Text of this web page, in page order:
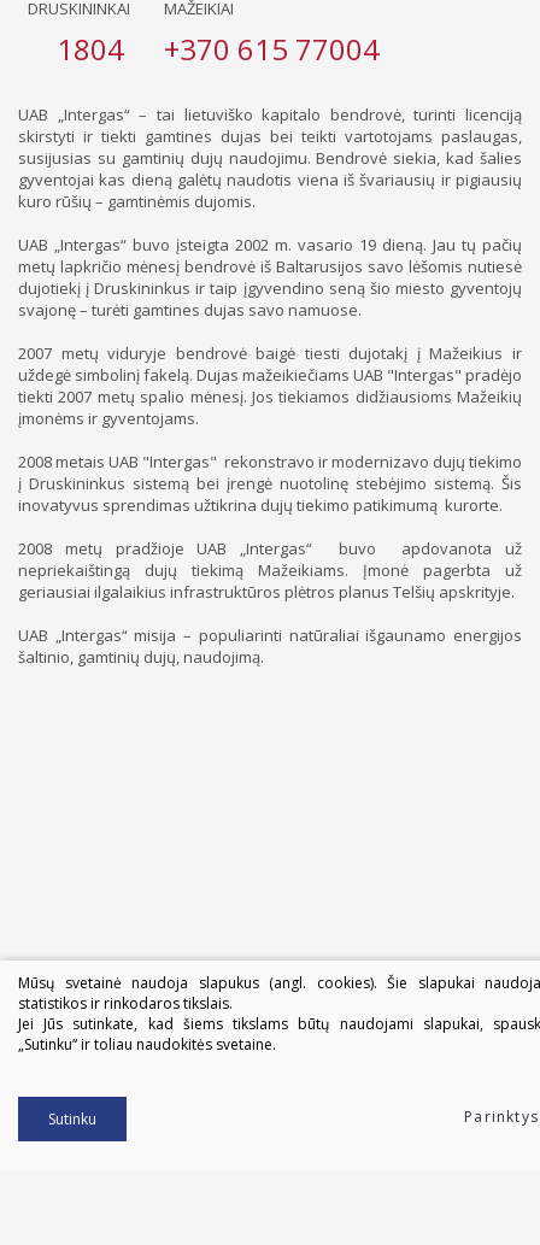
DRUSKININKAI MAŽEIKIAI
1804 +370 615 77004
UAB „Intergas“ – tai lietuviško kapitalo bendrovė, turinti licenciją
skirstyti ir tiekti gamtines dujas bei teikti vartotojams paslaugas,
susijusias su gamtinių dujų naudojimu. Bendrovė siekia, kad šalies
gyventojai kas dieną galėtų naudotis viena iš švariausių ir pigiausių
kuro rūšių – gamtinėmis dujomis.
UAB „Intergas“ buvo įsteigta 2002 m. vasario 19 dieną. Jau tų pačių
metų lapkričio mėnesį bendrovė iš Baltarusijos savo lėšomis nutiesė
dujotiekį į Druskininkus ir taip įgyvendino seną šio miesto gyventojų
svajonę – turėti gamtines dujas savo namuose.
2007 metų viduryje bendrovė baigė tiesti dujotakį į Mažeikius ir
uždegė simbolinį fakelą. Dujas mažeikiečiams UAB "Intergas" pradėjo
tiekti 2007 metų spalio mėnesį. Jos tiekiamos didžiausioms Mažeikių
įmonėms ir gyventojams.
2008 metais UAB "Intergas" rekonstravo ir modernizavo dujų tiekimo
į Druskininkus sistemą bei įrengė nuotolinę stebėjimo sistemą. Šis
inovatyvus sprendimas užtikrina dujų tiekimo patikimumą kurorte.
2008 metų pradžioje UAB „Intergas“ buvo apdovanota už
nepriekaištingą dujų tiekimą Mažeikiams. Įmonė pagerbta už
geriausiai ilgalaikius infrastruktūros plėtros planus Telšių apskrityje.
UAB „Intergas“ misija – populiarinti natūraliai išgaunamo energijos
šaltinio, gamtinių dujų, naudojimą.
Mūsų svetainė naudoja slapukus (angl. cookies). Šie slapukai
statistikos ir rinkodaros tikslais.
Jei Jūs sutinkate, kad šiems tikslams būtų naudojami slapukai,
„Sutinku“ ir toliau naudokitės svetaine.
Sutinku Parinktys